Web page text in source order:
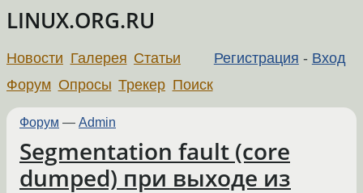
LINUX.ORG.RU
Регистрация - Вход
Новости Галерея Статьи
Форум Опросы Трекер Поиск
Форум — Admin
Segmentation fault (core
dumped) при выходе из